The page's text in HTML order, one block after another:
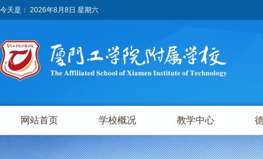
今天是： 2026年8月8日 星期六
网站首页 学校概况 教学中心